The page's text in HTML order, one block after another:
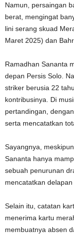
Namun, persaingan
berat, mengingat
lini serang skuad
Maret 2025) dan
Ramadhan Sananta
depan Persis Solo.
striker berusia 22
kontribusinya. Di
pertandingan,
serta mencatatkan
Sayangnya,
Sananta hanya
sebuah penurunan
mencatatkan
Selain itu, catatan
menerima kartu
membuatnya absen